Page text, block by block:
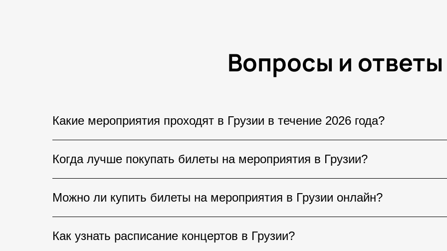
Вопросы и ответы
Какие мероприятия проходят в Грузии в течение 2026 года?
В Грузии регулярно проходят концерты мировых звезд, музыкальные фестивали,
спортивные соревнования, стендап-шоу и культурные мероприятия. Большинство
Тбилиси, Батуми и на популярных курортах страны.
Когда лучше покупать билеты на мероприятия в Грузии?
Если речь идет о концертах известных исполнителей или международных
рекомендуется заранее. На наиболее популярные события лучшие места могут
проведения.
Можно ли купить билеты на мероприятия в Грузии онлайн?
Да. На нашем сайте представлен выбор концертов, спектаклей и других событий,
Грузии. После оформления заказа электронные билеты поступают покупателю в
Как узнать расписание концертов в Грузии?